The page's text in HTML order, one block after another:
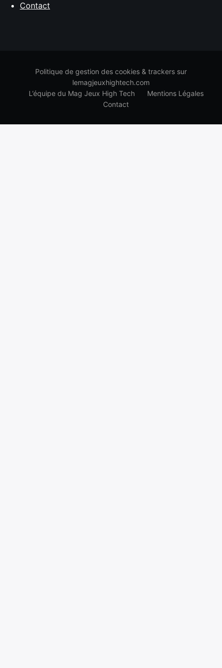
Contact
Politique de gestion des cookies & trackers sur
lemagjeuxhightech.com
L’équipe du Mag Jeux High Tech
Mentions Légales
Contact